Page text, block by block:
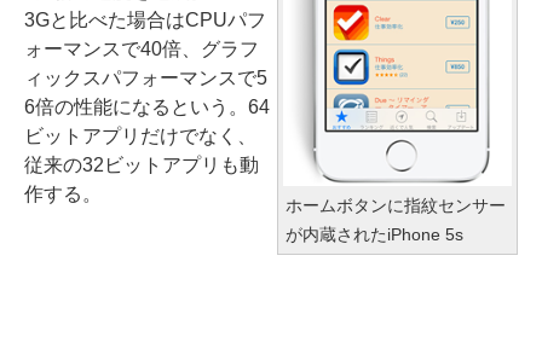
ホームボタンに指紋センサー
が内蔵されたiPhone 5s
3Gと比べた場合はCPUパフ
ォーマンスで40倍、グラフ
ィックスパフォーマンスで5
6倍の性能になるという。64
ビットアプリだけでなく、
従来の32ビットアプリも動
作する。